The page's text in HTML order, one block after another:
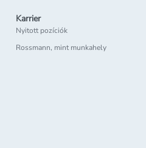
Karrier
Nyitott pozíciók
Rossmann, mint munkahely